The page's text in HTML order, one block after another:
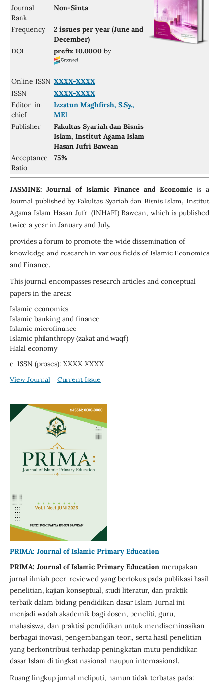
Journal
Rank
Non-Sinta
Frequency
2 issues per year (June and
December)
DOI
prefix 10.0000 by
Online ISSN XXXX-XXXX
ISSN
XXXX-XXXX
Editor-in-
chief
Izzatun Maghfirah, S.Sy.,
MEI
Publisher
Fakultas Syariah dan Bisnis
Islam, Institut Agama Islam
Hasan Jufri Bawean
Acceptance
Ratio
75%
JASMINE: Journal of Islamic Finance and Economic is a
Journal published by Fakultas Syariah dan Bisnis Islam, Institut
Agama Islam Hasan Jufri (INHAFI) Bawean, which is published
twice a year in January and July.
provides a forum to promote the wide dissemination of
knowledge and research in various fields of Islamic Economics
and Finance.
This journal encompasses research articles and conceptual
papers in the areas:
Islamic economics
Islamic banking and finance
Islamic microfinance
Islamic philanthropy (zakat and waqf)
Halal economy
e-ISSN (proses): XXXX-XXXX
View Journal
Current Issue
PRIMA: Journal of Islamic Primary Education
PRIMA: Journal of Islamic Primary Educationmerupakan
jurnal ilmiah peer-reviewed yang berfokus pada publikasi hasil
penelitian, kajian konseptual, studi literatur, dan praktik
terbaik dalam bidang pendidikan dasar Islam. Jurnal ini
menjadi wadah akademik bagi dosen, peneliti, guru,
mahasiswa, dan praktisi pendidikan untuk mendiseminasikan
berbagai inovasi, pengembangan teori, serta hasil penelitian
yang berkontribusi terhadap peningkatan mutu pendidikan
dasar Islam di tingkat nasional maupun internasional.
Ruang lingkup jurnal meliputi, namun tidak terbatas pada: